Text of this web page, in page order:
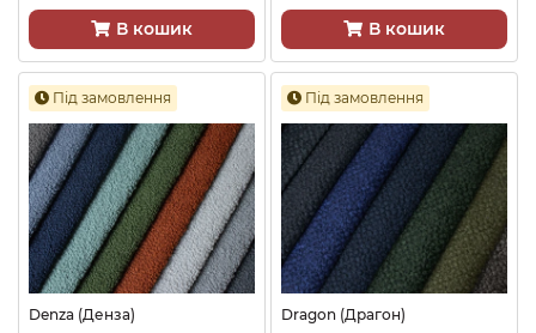
В кошик В кошик
Під замовлення
Denza (Денза)
Під замовлення
Dragon (Драгон)